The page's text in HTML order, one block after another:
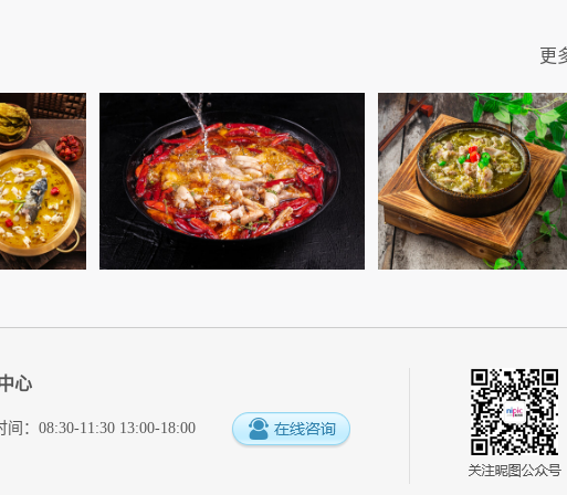
更
心
间：08:30-11:30 13:00-18:00